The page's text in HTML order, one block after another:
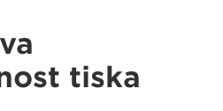
tiska